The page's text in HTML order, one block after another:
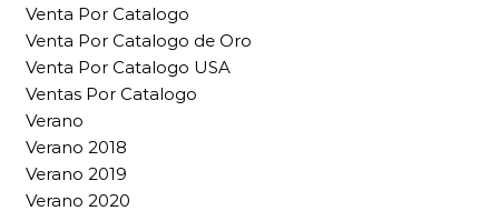
Venta Por Catalogo
Venta Por Catalogo de Oro
Venta Por Catalogo USA
Ventas Por Catalogo
Verano
Verano 2018
Verano 2019
Verano 2020